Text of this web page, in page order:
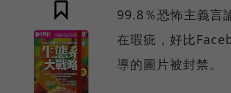
99.8％恐怖主義言
在瑕疵，好比
導的圖片被封禁。